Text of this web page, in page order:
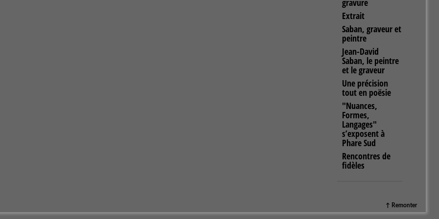
gravure
Extrait
Saban, graveur et
peintre
Jean-David
Saban, le peintre
et le graveur
Une précision
tout en poësie
"Nuances,
Formes,
Langages"
s’exposent à
Phare Sud
Rencontres de
fidèles
↑ Remonter